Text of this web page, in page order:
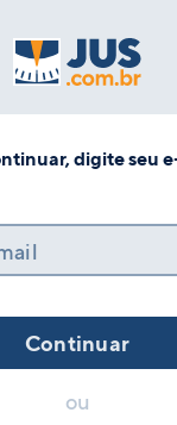
digite seu
Continuar
ou